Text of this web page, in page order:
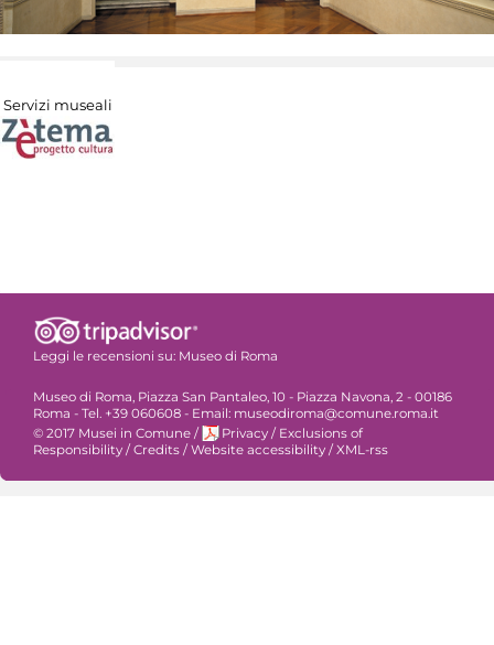
Servizi museali
Leggi le recensioni su: Museo di Roma
Museo di Roma, Piazza San Pantaleo, 10 - Piazza Navona, 2 - 00186
Roma - Tel. +39 060608 - Email: museodiroma@comune.roma.it
© 2017 Musei in Comune / Privacy / Exclusions of
Responsibility / Credits / Website accessibility / XML-rss